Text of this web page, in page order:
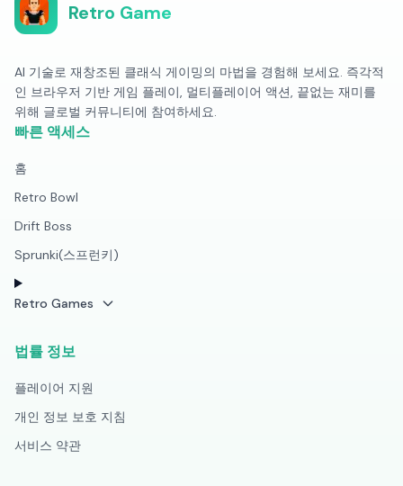
Retro Game
AI 기술로 재창조된 클래식 게이밍의 마법을 경험해 보세요. 즉각적
인 브라우저 기반 게임 플레이, 멀티플레이어 액션, 끝없는 재미를
위해 글로벌 커뮤니티에 참여하세요.
빠른 액세스
홈
Retro Bowl
Drift Boss
Sprunki(스프런키)
Retro Games
법률 정보
플레이어 지원
개인 정보 보호 지침
서비스 약관